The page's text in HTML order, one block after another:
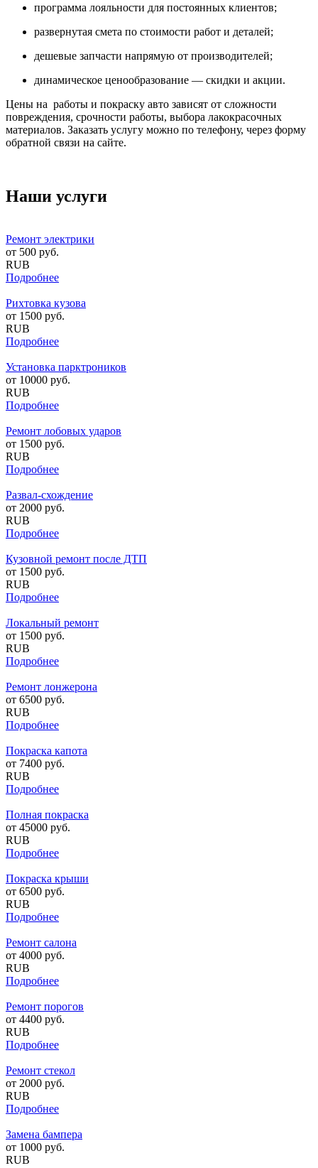
программа лояльности для постоянных клиентов;
развернутая смета по стоимости работ и деталей;
дешевые запчасти напрямую от производителей;
динамическое ценообразование — скидки и акции.
Цены на работы и покраску авто зависят от сложности
повреждения, срочности работы, выбора лакокрасочных
материалов. Заказать услугу можно по телефону, через форму
обратной связи на сайте.
Наши услуги
Ремонт электрики
от 500 руб.
RUB
Подробнее
Рихтовка кузова
от 1500 руб.
RUB
Подробнее
Установка парктроников
от 10000 руб.
RUB
Подробнее
Ремонт лобовых ударов
от 1500 руб.
RUB
Подробнее
Развал-схождение
от 2000 руб.
RUB
Подробнее
Кузовной ремонт после ДТП
от 1500 руб.
RUB
Подробнее
Локальный ремонт
от 1500 руб.
RUB
Подробнее
Ремонт лонжерона
от 6500 руб.
RUB
Подробнее
Покраска капота
от 7400 руб.
RUB
Подробнее
Полная покраска
от 45000 руб.
RUB
Подробнее
Покраска крыши
от 6500 руб.
RUB
Подробнее
Ремонт салона
от 4000 руб.
RUB
Подробнее
Ремонт порогов
от 4400 руб.
RUB
Подробнее
Ремонт стекол
от 2000 руб.
RUB
Подробнее
Замена бампера
от 1000 руб.
RUB